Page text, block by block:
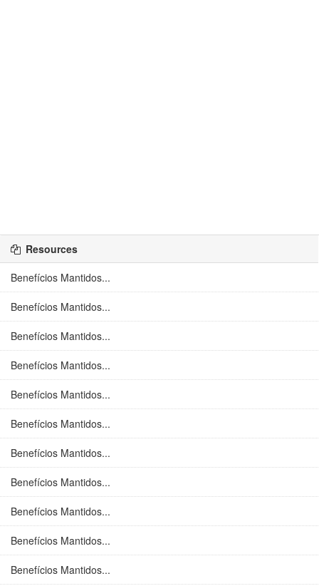
Resources
Benefícios Mantidos...
Benefícios Mantidos...
Benefícios Mantidos...
Benefícios Mantidos...
Benefícios Mantidos...
Benefícios Mantidos...
Benefícios Mantidos...
Benefícios Mantidos...
Benefícios Mantidos...
Benefícios Mantidos...
Benefícios Mantidos...